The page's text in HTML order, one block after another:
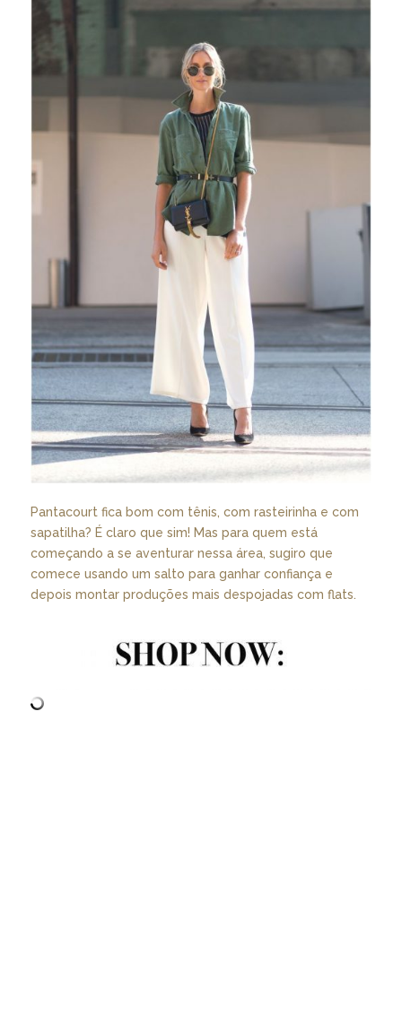
Pantacourt fica bom com tênis, com rasteirinha e com
sapatilha? É claro que sim! Mas para quem está
começando a se aventurar nessa área, sugiro que
comece usando um salto para ganhar confiança e
depois montar produções mais despojadas com flats.